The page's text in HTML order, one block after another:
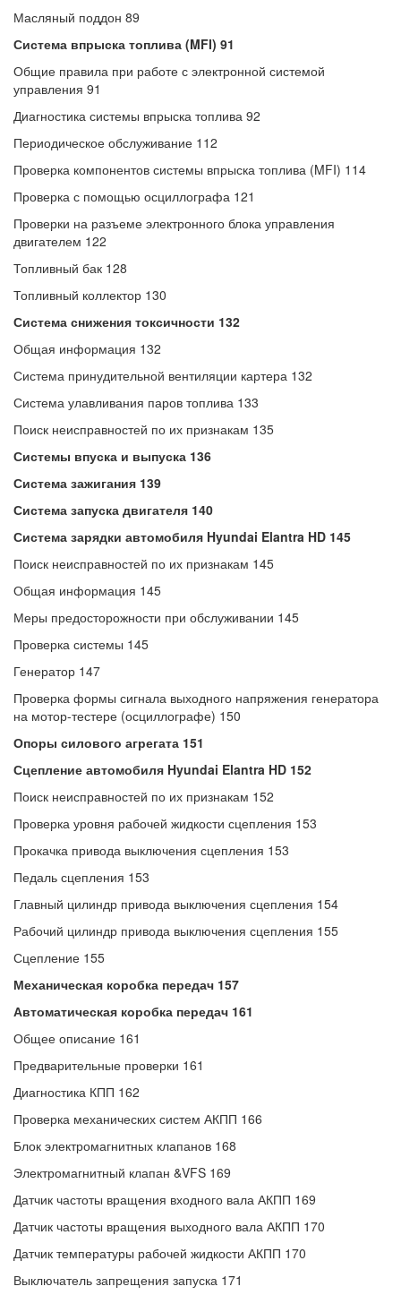
Масляный поддон 89
Система впрыска топлива (MFI) 91
Общие правила при работе с электронной системой
управления 91
Диагностика системы впрыска топлива 92
Периодическое обслуживание 112
Проверка компонентов системы впрыска топлива (MFI) 114
Проверка с помощью осциллографа 121
Проверки на разъеме электронного блока управления
двигателем 122
Топливный бак 128
Топливный коллектор 130
Система снижения токсичности 132
Общая информация 132
Система принудительной вентиляции картера 132
Система улавливания паров топлива 133
Поиск неисправностей по их признакам 135
Системы впуска и выпуска 136
Система зажигания 139
Система запуска двигателя 140
Система зарядки автомобиля Hyundai Elantra HD 145
Поиск неисправностей по их признакам 145
Общая информация 145
Меры предосторожности при обслуживании 145
Проверка системы 145
Генератор 147
Проверка формы сигнала выходного напряжения генератора
на мотор-тестере (осциллографе) 150
Опоры силового агрегата 151
Сцепление автомобиля Hyundai Elantra HD 152
Поиск неисправностей по их признакам 152
Проверка уровня рабочей жидкости сцепления 153
Прокачка привода выключения сцепления 153
Педаль сцепления 153
Главный цилиндр привода выключения сцепления 154
Рабочий цилиндр привода выключения сцепления 155
Сцепление 155
Механическая коробка передач 157
Автоматическая коробка передач 161
Общее описание 161
Предварительные проверки 161
Диагностика КПП 162
Проверка механических систем АКПП 166
Блок электромагнитных клапанов 168
Электромагнитный клапан &VFS 169
Датчик частоты вращения входного вала АКПП 169
Датчик частоты вращения выходного вала АКПП 170
Датчик температуры рабочей жидкости АКПП 170
Выключатель запрещения запуска 171